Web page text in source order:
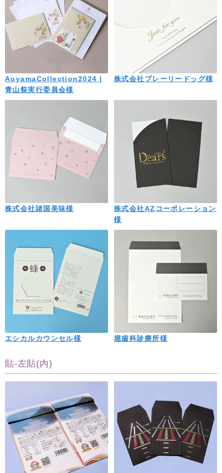
AoyamaCollection2024 |
青山祭実行委員会様
株式会社プレーリードッグ様
株式会社諸国美味様
株式会社AZコーポレーション
様
エシカルカウンセル様 堀歯科診療所様
貼-左貼(内)